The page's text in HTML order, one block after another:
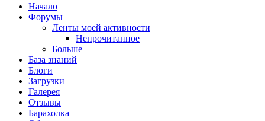
Начало
Форумы
Ленты моей активности
Непрочитанное
Больше
База знаний
Блоги
Загрузки
Галерея
Отзывы
Барахолка